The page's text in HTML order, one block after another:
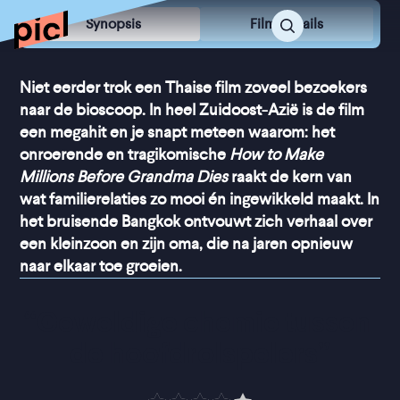
Synopsis Film Details
Niet eerder trok een Thaise film zoveel bezoekers
naar de bioscoop. In heel Zuidoost-Azië is de film
een megahit en je snapt meteen waarom: het
onroerende en tragikomische How to Make
Millions Before Grandma Diesraakt de kern van
wat familierelaties zo mooi én ingewikkeld maakt. In
het bruisende Bangkok ontvouwt zich verhaal over
een kleinzoon en zijn oma, die na jaren opnieuw
naar elkaar toe groeien.